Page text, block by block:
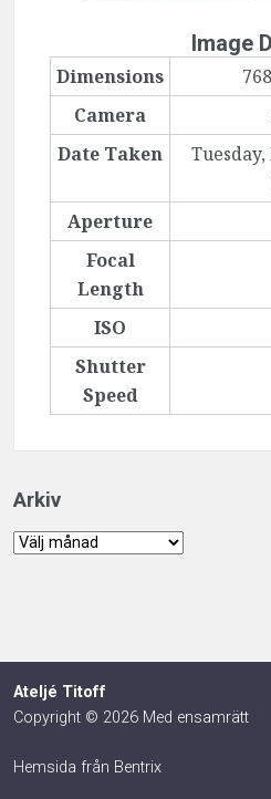
Image
Dimensions
Camera
Date Taken
Aperture
Focal
Length
ISO
Shutter
Speed
Arkiv
Arkiv
Ateljé Titoff
Copyright © 2026 Med ensamrätt
Hemsida från Bentrix